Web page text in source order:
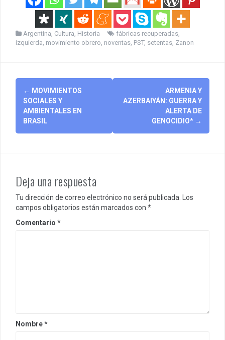
Argentina, Cultura, Historia fábricas recuperadas,
izquierda, movimiento obrero, noventas, PST, setentas, Zanon
Post
navigation
← MOVIMIENTOS
SOCIALES Y
AMBIENTALES EN
BRASIL
ARMENIA Y
AZERBAIYÁN: GUERRA Y
ALERTA DE
GENOCIDIO* →
Deja una respuesta
Tu dirección de correo electrónico no será publicada.
Los
campos obligatorios están marcados con *
Comentario *
Nombre*